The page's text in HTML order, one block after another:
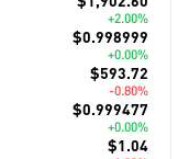
+2.00%
$0.998999
+0.00%
$593.72
-0.80%
$0.999477
+0.00%
$1.04